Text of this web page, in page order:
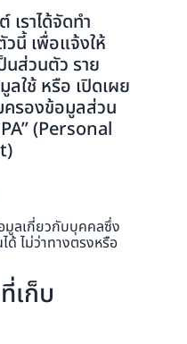
เราได้จัดทำ
นี้ เพื่อแจ้งให้
นส่วนตัว ราย
ลใช้ หรือ เปิดเผย
รองข้อมูลส่วน
(Personal
ลเกี่ยวกับบุคคลซึ่ง
ด้ ไม่ว่าทางตรงหรือ
เก็บ